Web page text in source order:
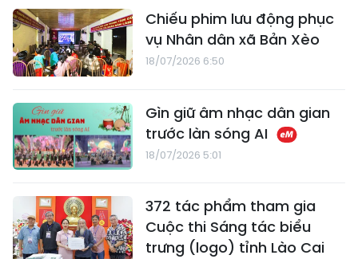
Chiếu phim lưu động phục
vụ Nhân dân xã Bản Xèo
18/07/2026 6:50
Gìn giữ âm nhạc dân gian
trước làn sóng AI
18/07/2026 5:01
372 tác phẩm tham gia
Cuộc thi Sáng tác biểu
trưng (logo) tỉnh Lào Cai